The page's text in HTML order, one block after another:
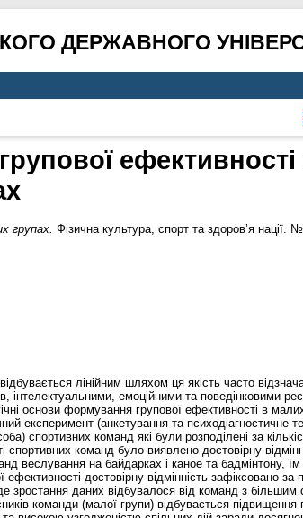
ДЕРЖАВНОГО
групах. Фізична культура, спорт та здоров’я
лінійним шляхом ця якість часто
інтелектуальними, емоційними та поведінковими
основи формування групової ефективності в
експеримент (анкетування та психодіагностичне
спортивних команд які були розподілені за
спортивних команд було виявлено достовірну
на байдарках і каное та бадмінтону, їм
достовірну відмінність зафіксовано за
зростання даних відбувалося від команд з більшим
команди (малої групи) відбувається підвищення